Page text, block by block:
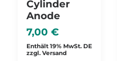
Cylinder
Anode
7,00 €
Enthält 19% MwSt. DE
zzgl. Versand